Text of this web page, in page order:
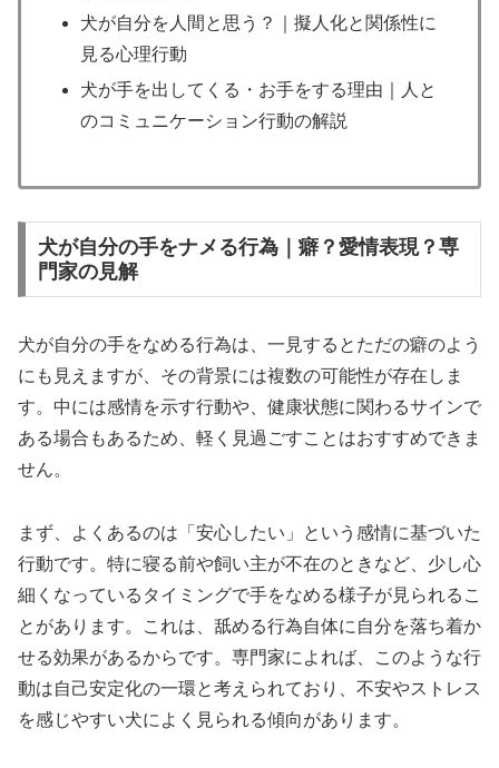
犬が自分を人間と思う？｜擬人化と関係性に
見る心理行動
犬が手を出してくる・お手をする理由｜人と
のコミュニケーション行動の解説
犬が自分の手をナメる行為｜癖？愛情表現？専
門家の見解
犬が自分の手をなめる行為は、一見するとただの癖のよう
にも見えますが、その背景には複数の可能性が存在しま
す。中には感情を示す行動や、健康状態に関わるサインで
ある場合もあるため、軽く見過ごすことはおすすめできま
せん。
まず、よくあるのは「安心したい」という感情に基づいた
行動です。特に寝る前や飼い主が不在のときなど、少し心
細くなっているタイミングで手をなめる様子が見られるこ
とがあります。これは、舐める行為自体に自分を落ち着か
せる効果があるからです。専門家によれば、このような行
動は自己安定化の一環と考えられており、不安やストレス
を感じやすい犬によく見られる傾向があります。